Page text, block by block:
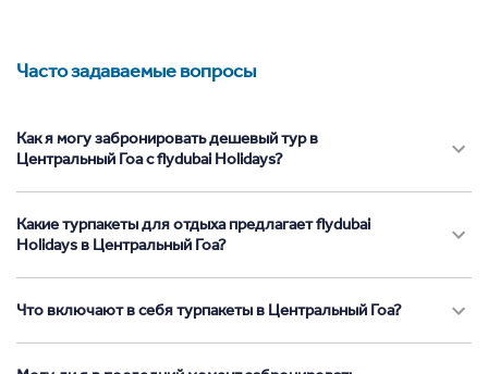
Часто задаваемые вопросы
Как я могу забронировать дешевый тур в
Центральный Гоа с flydubai Holidays?
Какие турпакеты для отдыха предлагает flydubai
Holidays в Центральный Гоа?
Что включают в себя турпакеты в Центральный Гоа?